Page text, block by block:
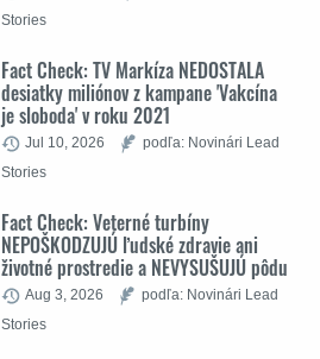
Stories
Fact Check: TV Markíza NEDOSTALA
desiatky miliónov z kampane 'Vakcína
je sloboda' v roku 2021
Jul 10, 2026
podľa: Novinári Lead
Stories
Fact Check: Veterné turbíny
NEPOŠKODZUJÚ ľudské zdravie ani
životné prostredie a NEVYSUŠUJÚ pôdu
Aug 3, 2026
podľa: Novinári Lead
Stories